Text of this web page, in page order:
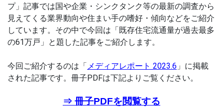
プ」記事では国や企業・シンクタンク等の最新の調査から
見えてくる業界動向や住まい手の嗜好・傾向などをご紹介
しています。その中で今回は「既存住宅流通量が過去最多
の61万戸」と題した記事をご紹介します。
今回ご紹介するのは「 メディアレポート 2023.6 」に掲載
された記事です。冊子PDFは下記よりご覧ください。
⇒ 冊子PDFを閲覧する